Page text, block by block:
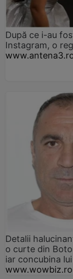
După ce i-au
Instagram, o
Detalii
o curte din
iar concubina
www.wowbiz.ro